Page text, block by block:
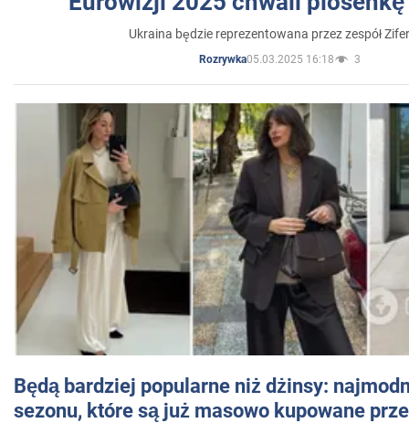
Ukraina będzie reprezentowana przez zespół
Rozrywka05.03.2025 16:18 3
Będą bardziej popularne niż dżinsy:
sezonu, które są już masowo kupowane